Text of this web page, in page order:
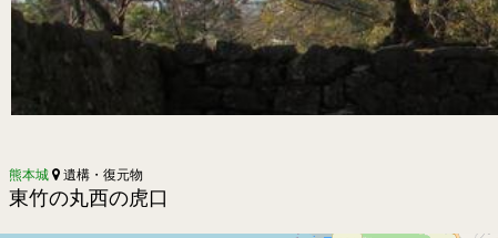
熊本城 遺構・復元物
東竹の丸西の虎口